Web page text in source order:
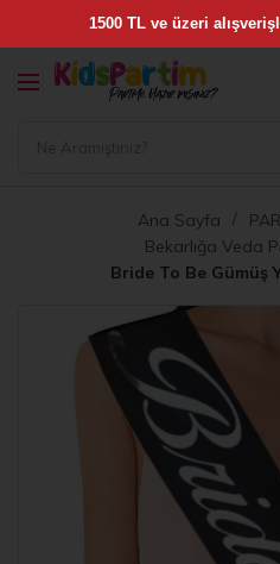
Ana Sayfa
Bekarlığa Veda
Bride To Be Gümüş